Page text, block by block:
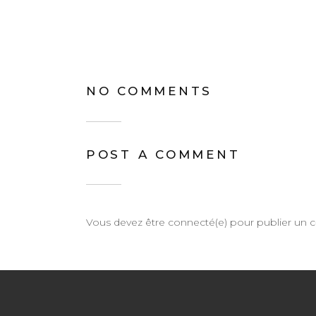
NO COMMENTS
POST A COMMENT
Vous devez être connecté(e) pour publier un